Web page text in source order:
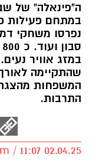
ה"פינאלה" של
במתחם פעילות
נפרסו משחקי
במזג אוויר
שהתקיימה
המשפחות
התרבות.
/ 11:07 02.04.25